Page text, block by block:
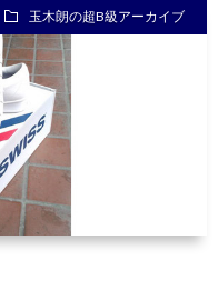
玉木朗の超B級アーカイブ